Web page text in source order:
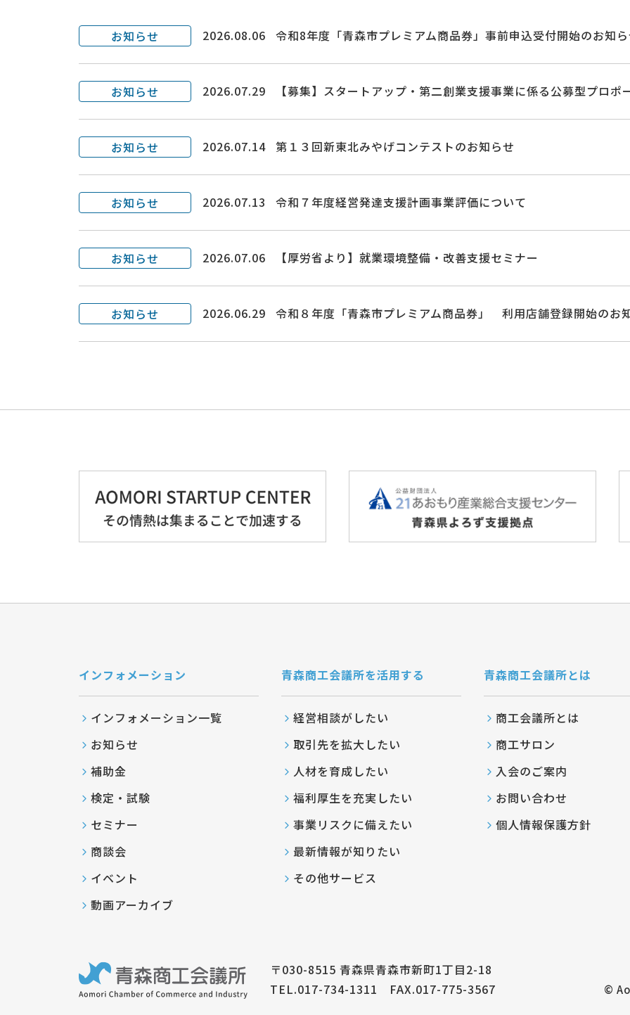
お知らせ 2026.08.06 令和8年度「青森市プレミアム商品券」事前申込受付開始のお知
お知らせ 2026.07.29 【募集】スタートアップ・第二創業支援事業に係る公募型プロ
お知らせ 2026.07.14 第１３回新東北みやげコンテストのお知らせ
お知らせ 2026.07.13 令和７年度経営発達支援計画事業評価について
お知らせ 2026.07.06 【厚労省より】就業環境整備・改善支援セミナー
お知らせ 2026.06.29 令和８年度「青森市プレミアム商品券」 利用店舗登録開始のお
インフォメーション
インフォメーション一覧
お知らせ
補助金
検定・試験
セミナー
商談会
イベント
動画アーカイブ
青森商工会議所を活用する
経営相談がしたい
取引先を拡大したい
人材を育成したい
福利厚生を充実したい
事業リスクに備えたい
最新情報が知りたい
その他サービス
青森商工会議所とは
商工会議所とは
商工サロン
入会のご案内
お問い合わせ
個人情報保護方針
〒030-8515 青森県青森市新町1丁目2-18
TEL.017-734-1311
FAX.017-775-3567 ©